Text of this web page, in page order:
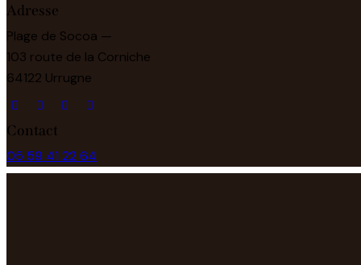
Adresse
Plage de Socoa —
103 route de la Corniche
64122 Urrugne
Contact
05 59 41 22 64